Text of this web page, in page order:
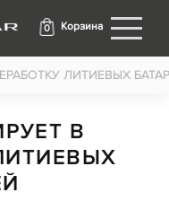
0 Корзина
ЛИТИЕВЫХ
В